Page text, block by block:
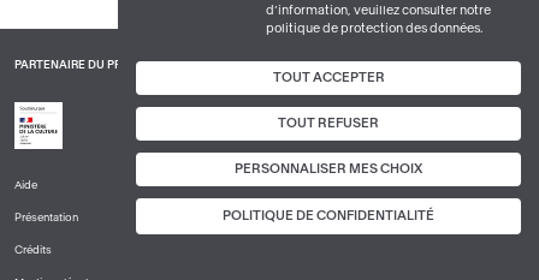
d’information, veuillez consulter notre
politique de protection des données.
TOUT ACCEPTER
TOUT REFUSER
PERSONNALISER MES CHOIX
POLITIQUE DE CONFIDENTIALITÉ
PARTENAIRE DU PROJET
DE
PAGE
1
Aide
Présentation
Crédits